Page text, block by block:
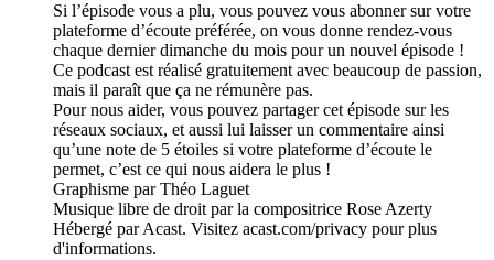
Si l’épisode vous a plu, vous pouvez vous abonner sur votre
plateforme d’écoute préférée, on vous donne rendez-vous
chaque dernier dimanche du mois pour un nouvel épisode !
Ce podcast est réalisé gratuitement avec beaucoup de passion,
mais il paraît que ça ne rémunère pas.
Pour nous aider, vous pouvez partager cet épisode sur les
réseaux sociaux, et aussi lui laisser un commentaire ainsi
qu’une note de 5 étoiles si votre plateforme d’écoute le
permet, c’est ce qui nous aidera le plus !
Graphisme par Théo Laguet
Musique libre de droit par la compositrice Rose Azerty
Hébergé par Acast. Visitez acast.com/privacy pour plus
d'informations.